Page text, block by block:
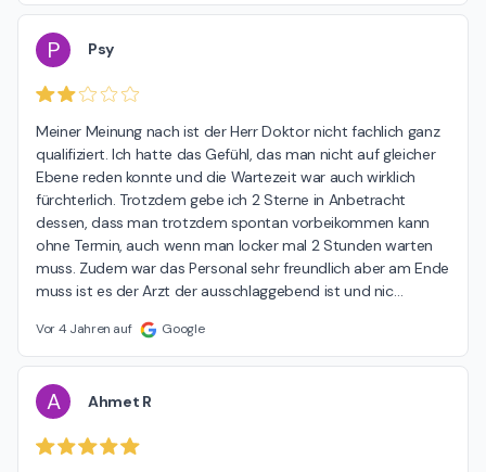
P Psy
Meiner Meinung nach ist der Herr Doktor nicht fachlich ganz
qualifiziert. Ich hatte das Gefühl, das man nicht auf gleicher
Ebene reden konnte und die Wartezeit war auch wirklich
fürchterlich. Trotzdem gebe ich 2 Sterne in Anbetracht
dessen, dass man trotzdem spontan vorbeikommen kann
ohne Termin, auch wenn man locker mal 2 Stunden warten
muss. Zudem war das Personal sehr freundlich aber am Ende
muss ist es der Arzt der ausschlaggebend ist und nic…
Vor 4 Jahren auf Google
A Ahmet R